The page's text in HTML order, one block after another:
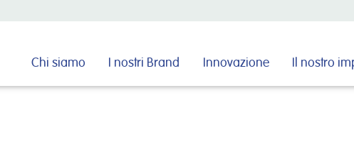
Chi siamo I nostri Brand Innovazione Il nostro